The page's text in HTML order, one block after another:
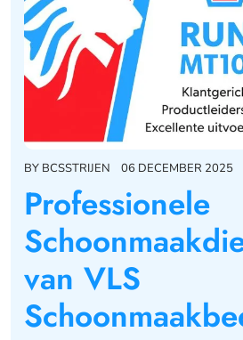
BY BCSSTRIJEN 06 DECEMBER 2025
Professionele
van VLS